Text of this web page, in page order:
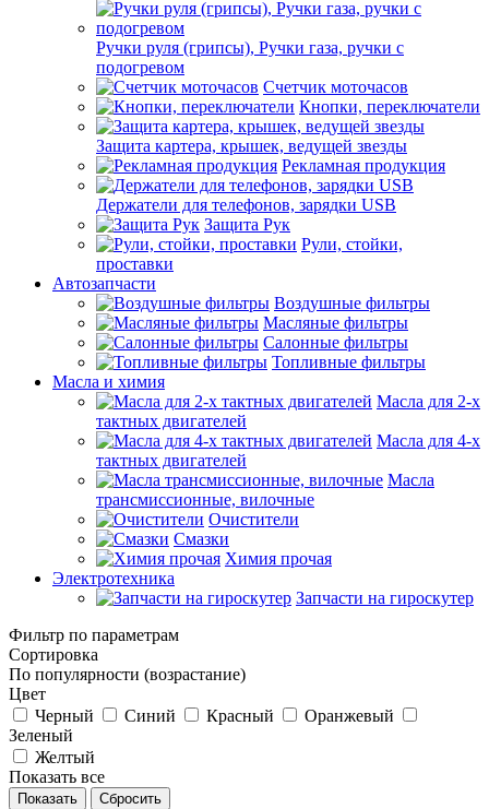
Ручки руля (грипсы), Ручки газа, ручки с
подогревом
Счетчик моточасов
Кнопки, переключатели
Защита картера, крышек, ведущей звезды
Рекламная продукция
Держатели для телефонов, зарядки USB
Защита Рук
Рули, стойки,
проставки
Автозапчасти
Воздушные фильтры
Масляные фильтры
Салонные фильтры
Топливные фильтры
Масла и химия
Масла для 2-х
тактных двигателей
Масла для 4-х
тактных двигателей
Масла
трансмиссионные, вилочные
Очистители
Смазки
Химия прочая
Электротехника
Запчасти на гироскутер
Фильтр по параметрам
Сортировка
По популярности (возрастание)
Цвет
Черный
Синий Красный
Оранжевый
Зеленый
Желтый
Показать все
Сбросить